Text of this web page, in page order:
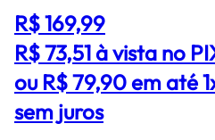
R$ 169,99
R$ 73,51à vista no
ou R$ 79,90 em até
sem juros